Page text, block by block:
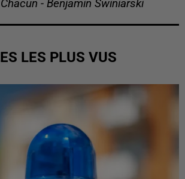
- Benjamin Swiniarski
LES PLUS VUS